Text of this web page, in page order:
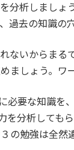
分析しまし
過去の知識の
ないからま
しょう。ワ
要な知識
を分析して
の勉強は全然